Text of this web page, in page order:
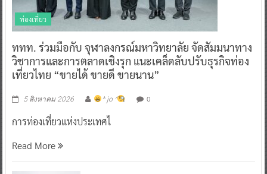
ท่องเที่ยว
ททท. ร่วมมือกับ จุฬาลงกรณ์มหาวิทยาลัย จัดสัมมนาทาง
วิชาการและการตลาดเชิงรุก แนะเคล็ดลับปรับธุรกิจท่อง
เที่ยวไทย “ขายได้ ขายดี ขายนาน”
5 สิงหาคม 2026 ^ jo ^ 0
การท่องเที่ยวแห่งประเทศไ
Read More